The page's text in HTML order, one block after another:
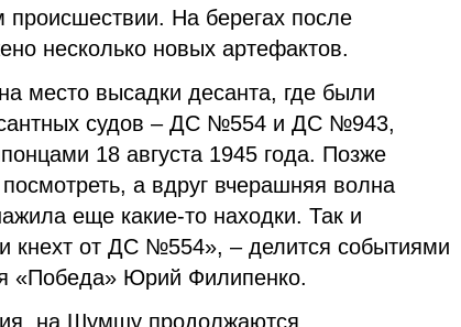
На берегах после
несколько новых артефактов.
место высадки десанта, где были
судов – ДС №554 и ДС №943,
18 августа 1945 года. Позже
а вдруг вчерашняя волна
еще какие-то находки. Так и
кнехт от ДС №554», – делится событиями
«Победа» Юрий Филипенко.
на Шумшу продолжаются